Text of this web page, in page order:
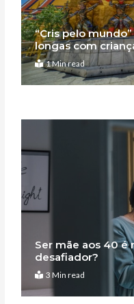
“Cris pelo
longas com
1 Min read
Ser mãe aos 40 é
desafiador?
3 Min read